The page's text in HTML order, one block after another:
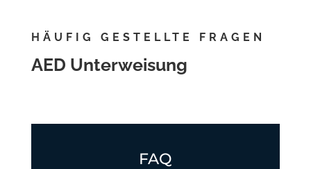
HÄUFIG GESTELLTE FRAGEN
AED Unterweisung
FAQ